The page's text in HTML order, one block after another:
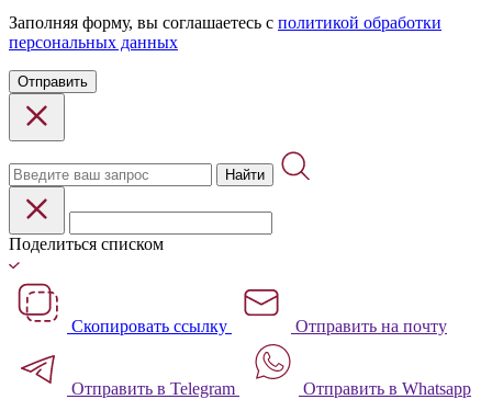
Заполняя форму, вы соглашаетесь с политикой обработки
персональных данных
Отправить
Найти
Поделиться списком
Скопировать ссылку Отправить на почту
Отправить в Telegram Отправить в Whatsapp